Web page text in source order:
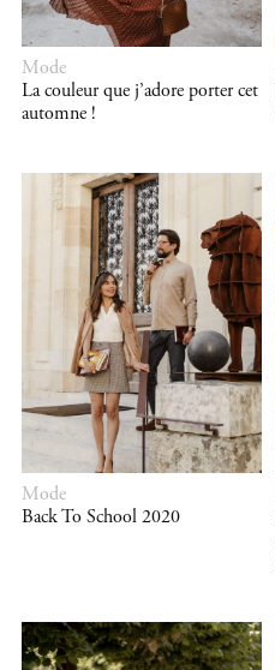
Mode
La couleur que j’adore porter cet
automne !
Mode
Back To School 2020